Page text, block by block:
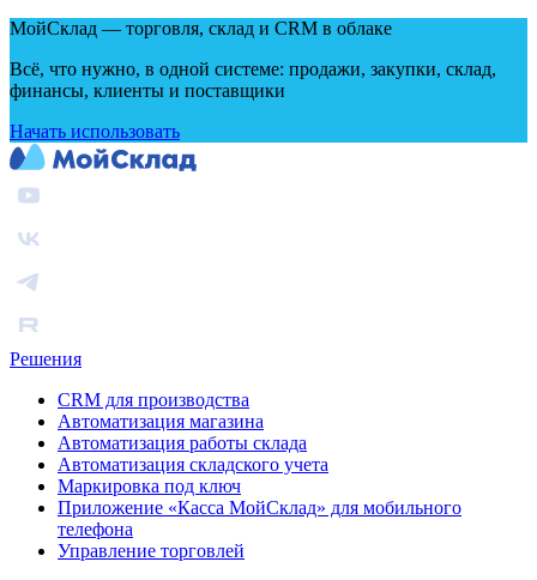
МойСклад — торговля, склад и CRM в облаке
Всё, что нужно, в одной системе: продажи, закупки, склад,
финансы, клиенты и поставщики
Начать использовать
Решения
CRM для производства
Автоматизация магазина
Автоматизация работы склада
Автоматизация складского учета
Маркировка под ключ
Приложение «Касса МойСклад» для мобильного
телефона
Управление торговлей